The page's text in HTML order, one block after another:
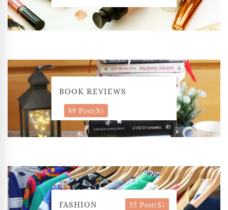
BOOK REVIEWS
89 Post(s)
FASHION 55 Post(s)